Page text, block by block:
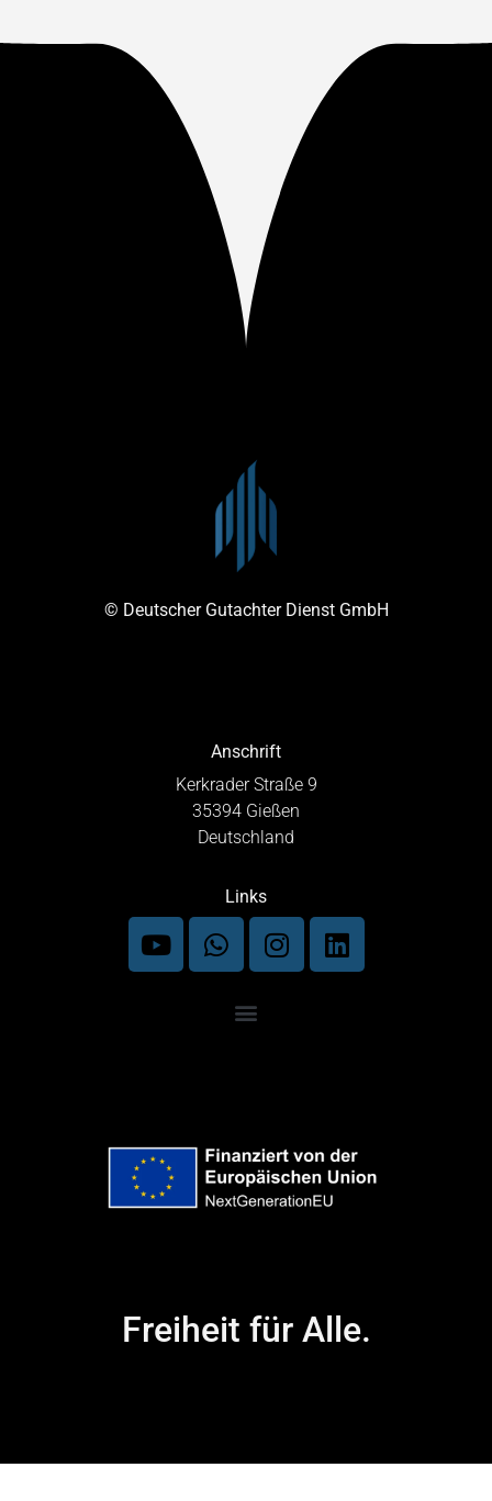
© Deutscher Gutachter Dienst GmbH
Anschrift
Kerkrader Straße 9
35394 Gießen
Deutschland
Links
Freiheit für Alle.